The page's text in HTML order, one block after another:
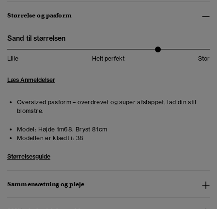
Størrelse og pasform
Sand til størrelsen
Lille Helt perfekt Stor
Læs Anmeldelser
Oversized pasform – overdrevet og super afslappet, lad din stil
blomstre.
Model: Højde 1m68. Bryst 81cm
Modellen er klædt i: 38
Størrelsesguide
Sammensætning og pleje